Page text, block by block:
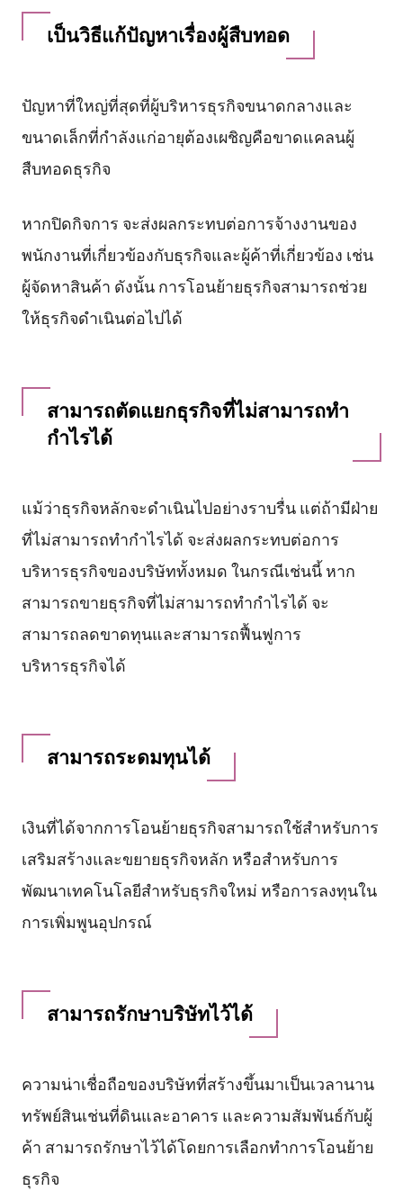
เป็นวิธีแก้ปัญหาเรื่องผู้สืบทอด
ปัญหาที่ใหญ่ที่สุดที่ผู้บริหารธุรกิจขนาดกลางและ
ขนาดเล็กที่กำลังแก่อายุต้องเผชิญคือขาดแคลนผู้
สืบทอดธุรกิจ
หากปิดกิจการ จะส่งผลกระทบต่อการจ้างงานของ
พนักงานที่เกี่ยวข้องกับธุรกิจและผู้ค้าที่เกี่ยวข้อง เช่น
ผู้จัดหาสินค้า ดังนั้น การโอนย้ายธุรกิจสามารถช่วย
ให้ธุรกิจดำเนินต่อไปได้
สามารถตัดแยกธุรกิจที่ไม่สามารถทำ
กำไรได้
แม้ว่าธุรกิจหลักจะดำเนินไปอย่างราบรื่น แต่ถ้ามีฝ่าย
ที่ไม่สามารถทำกำไรได้ จะส่งผลกระทบต่อการ
บริหารธุรกิจของบริษัททั้งหมด ในกรณีเช่นนี้ หาก
สามารถขายธุรกิจที่ไม่สามารถทำกำไรได้ จะ
สามารถลดขาดทุนและสามารถฟื้นฟูการ
บริหารธุรกิจได้
สามารถระดมทุนได้
เงินที่ได้จากการโอนย้ายธุรกิจสามารถใช้สำหรับการ
เสริมสร้างและขยายธุรกิจหลัก หรือสำหรับการ
พัฒนาเทคโนโลยีสำหรับธุรกิจใหม่ หรือการลงทุนใน
การเพิ่มพูนอุปกรณ์
สามารถรักษาบริษัทไว้ได้
ความน่าเชื่อถือของบริษัทที่สร้างขึ้นมาเป็นเวลานาน
ทรัพย์สินเช่นที่ดินและอาคาร และความสัมพันธ์กับผู้
ค้า สามารถรักษาไว้ได้โดยการเลือกทำการโอนย้าย
ธุรกิจ